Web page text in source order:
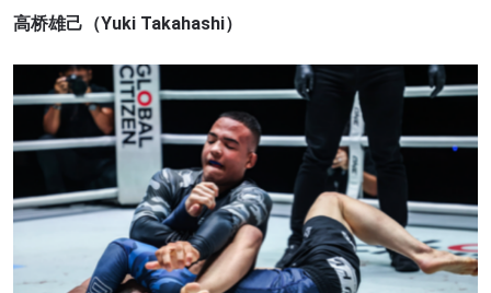
高桥雄己（Yuki Takahashi）